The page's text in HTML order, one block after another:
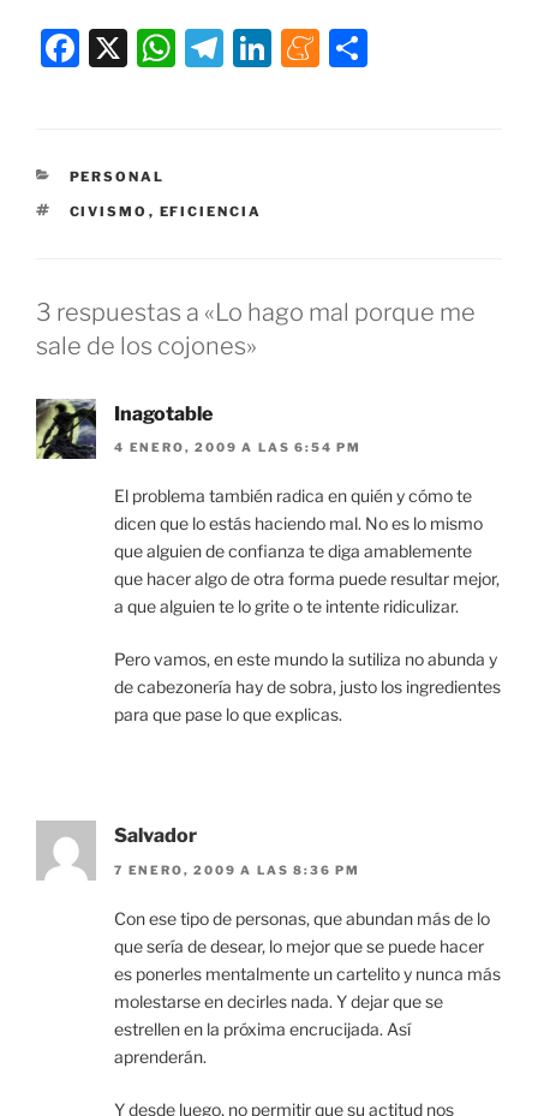
F
e
b
k
X
W
A
T
a
Li M
CATEGORÍAS
PERSONAL
ETIQUETAS
CIVISMO , EFICIENCIA
3 respuestas a «Lo hago mal porque me
sale de los cojones»
Inagotable
4 ENERO, 2009 A LAS 6:54 PM
El problema también radica en quién y cómo te
dicen que lo estás haciendo mal. No es lo mismo
que alguien de confianza te diga amablemente
que hacer algo de otra forma puede resultar mejor,
a que alguien te lo grite o te intente ridiculizar.
Pero vamos, en este mundo la sutiliza no abunda y
de cabezonería hay de sobra, justo los ingredientes
para que pase lo que explicas.
Salvador
7 ENERO, 2009 A LAS 8:36 PM
Con ese tipo de personas, que abundan más de lo
que sería de desear, lo mejor que se puede hacer
es ponerles mentalmente un cartelito y nunca más
molestarse en decirles nada. Y dejar que se
estrellen en la próxima encrucijada. Así
aprenderán.
Y desde luego, no permitir que su actitud nos